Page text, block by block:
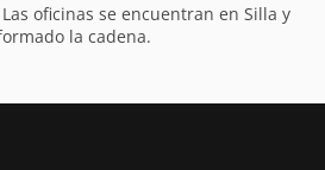
oficinas se encuentran en Silla y
la cadena.